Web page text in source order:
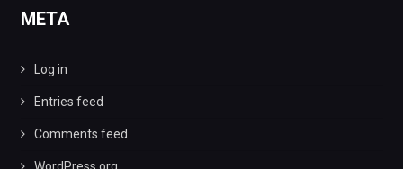
META
Log in
Entries feed
Comments feed